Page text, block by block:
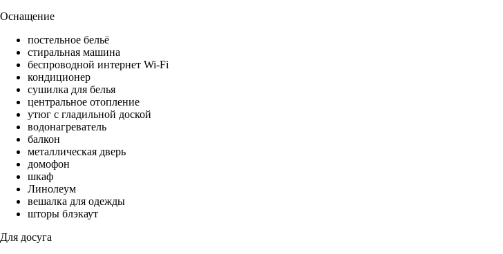
Оснащение
постельное бельё
стиральная машина
беспроводной интернет Wi-Fi
кондиционер
сушилка для белья
центральное отопление
утюг с гладильной доской
водонагреватель
балкон
металлическая дверь
домофон
шкаф
Линолеум
вешалка для одежды
шторы блэкаут
Для досуга